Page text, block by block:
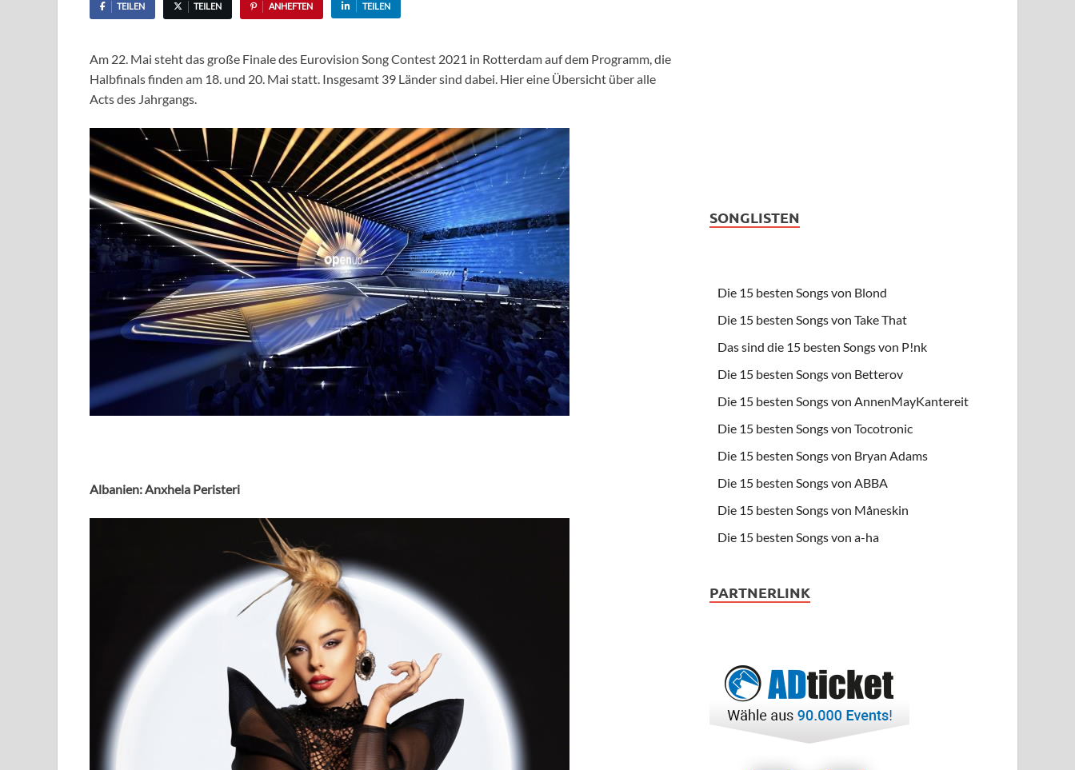
TEILEN TEILEN ANHEFTEN TEILEN
Am 22. Mai steht das große Finale des Eurovision Song Contest 2021 in Rotterdam auf dem Programm, die
Halbfinals finden am 18. und 20. Mai statt. Insgesamt 39 Länder sind dabei. Hier eine Übersicht über alle
Acts des Jahrgangs.
Albanien: Anxhela Peristeri
SONGLISTEN
Die 15 besten Songs von Blond
Die 15 besten Songs von Take That
Das sind die 15 besten Songs von P!nk
Die 15 besten Songs von Betterov
Die 15 besten Songs von AnnenMayKantereit
Die 15 besten Songs von Tocotronic
Die 15 besten Songs von Bryan Adams
Die 15 besten Songs von ABBA
Die 15 besten Songs von Måneskin
Die 15 besten Songs von a-ha
PARTNERLINK